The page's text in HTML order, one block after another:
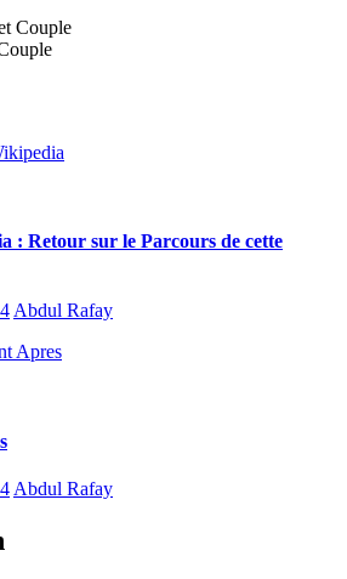
: Retour sur le Parcours de cette
Abdul Rafay
Abdul Rafay